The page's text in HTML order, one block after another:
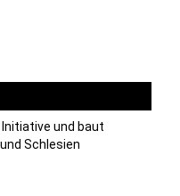
und baut
Schlesien